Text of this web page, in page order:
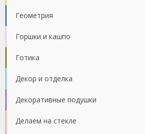
Геометрия
Горшки и кашпо
Готика
Декор и отделка
Декоративные подушки
Делаем на стекле